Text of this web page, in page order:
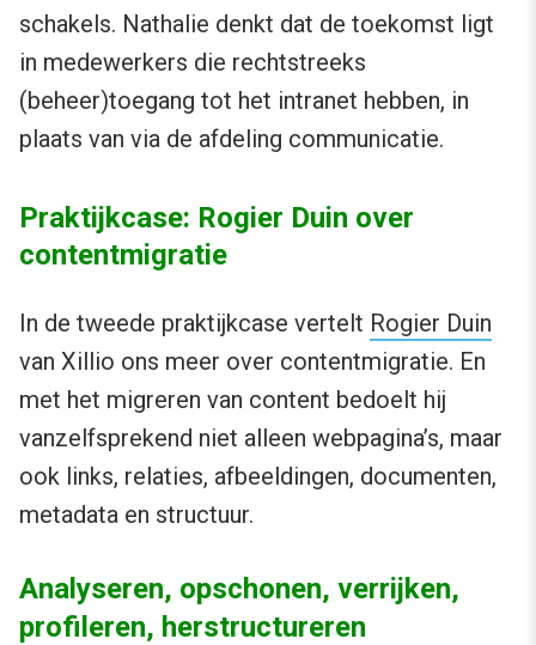
schakels. Nathalie denkt dat de toekomst ligt
in medewerkers die rechtstreeks
(beheer)toegang tot het intranet hebben, in
plaats van via de afdeling communicatie.
Praktijkcase: Rogier Duin over
contentmigratie
In de tweede praktijkcase vertelt Rogier Duin
van Xillio ons meer over contentmigratie. En
met het migreren van content bedoelt hij
vanzelfsprekend niet alleen webpagina’s, maar
ook links, relaties, afbeeldingen, documenten,
metadata en structuur.
Analyseren, opschonen, verrijken,
profileren, herstructureren